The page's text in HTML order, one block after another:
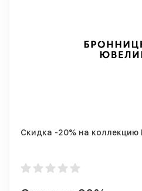
Скидка -20% на коллекцию